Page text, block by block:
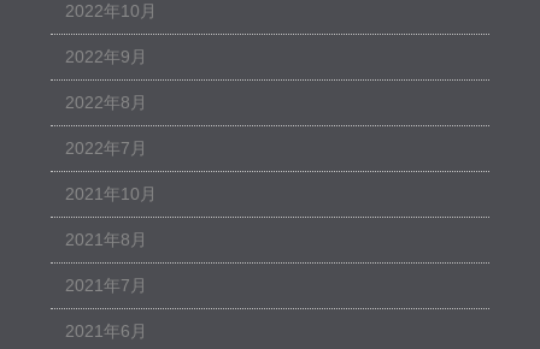
2022年10月
2022年9月
2022年8月
2022年7月
2021年10月
2021年8月
2021年7月
2021年6月